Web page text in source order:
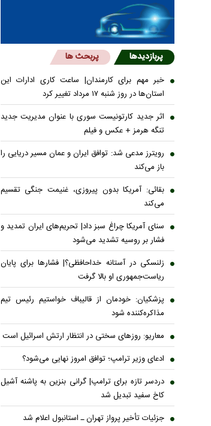
پربازدیدها پربحث ها
خبر مهم برای کارمندان| ساعت کاری ادارات این
استان‌ها در روز شنبه ۱۷ مرداد تغییر کرد
اثر جدید کارتونیست سوری با عنوان مدیریت جدید
تنگه هرمز + عکس و فیلم
رویترز مدعی شد: توافق ایران و عمان مسیر دریایی را
باز می‌کند
بقائی: آمریکا بدون پیروزی، غنیمت جنگی تقسیم
می‌کند
سنای آمریکا چراغ سبز داد| تحریم‌های ایران تمدید و
فشار بر روسیه تشدید می‌شود
زلنسکی در آستانه خداحافظی؟| فشارها برای پایان
ریاست‌جمهوری او بالا گرفت
پزشکیان: خودمان از قالیباف خواستیم رئیس تیم
مذاکره‌کننده شود
معاریو: روزهای سختی در انتظار ارتش اسرائیل است
ادعای وزیر ترامپ؛ توافق امروز نهایی می‌شود؟
دردسر تازه برای ترامپ| گرانی بنزین به پاشنه آشیل
کاخ سفید تبدیل شد
جزئیات تأخیر پرواز تهران ـ استانبول اعلام شد